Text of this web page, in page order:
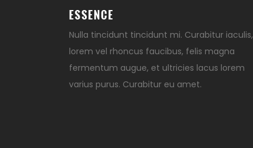
Nulla tincidunt tincidunt mi. Curabitur iaculis,
lorem vel rhoncus faucibus, felis magna
fermentum augue, et ultricies lacus lorem
varius purus. Curabitur eu amet.